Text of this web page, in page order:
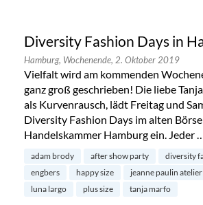
Diversity Fashion Days in
Hamburg, Wochenende, 2. Oktober 2019
Vielfalt wird am kommenden
ganz groß geschrieben! Die liebe
als Kurvenrausch, lädt Freitag und
Diversity Fashion Days im alten
Handelskammer Hamburg ein. Jeder
adam brody after show party
diversity
engbers
happy size jeanne paulin atelier
luna largo
plus size tanja marfo